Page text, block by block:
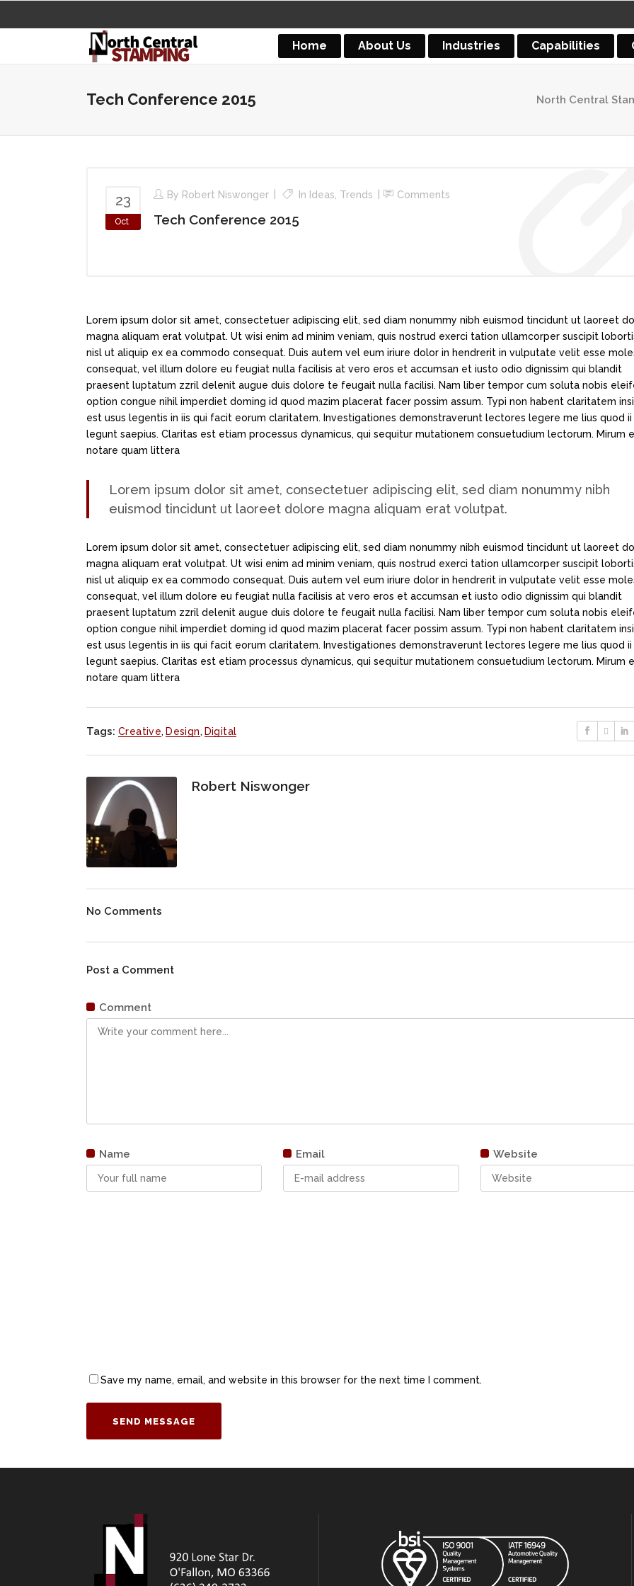
Home About Us Industries Capabilities
Tech Conference 2015 North Central
23
Oct
By Robert Niswonger In Ideas Trends Comments
Tech Conference 2015
Lorem ipsum dolor sit amet, consectetuer adipiscing elit, sed diam nonummy nibh euismod tincidunt ut laoreet
magna aliquam erat volutpat. Ut wisi enim ad minim veniam, quis nostrud exerci tation ullamcorper suscipit
nisl ut aliquip ex ea commodo consequat. Duis autem vel eum iriure dolor in hendrerit in vulputate velit esse
consequat, vel illum dolore eu feugiat nulla facilisis at vero eros et accumsan et iusto odio dignissim qui blandit
praesent luptatum zzril delenit augue duis dolore te feugait nulla facilisi. Nam liber tempor cum soluta nobis
option congue nihil imperdiet doming id quod mazim placerat facer possim assum. Typi non habent claritatem
est usus legentis in iis qui facit eorum claritatem. Investigationes demonstraverunt lectores legere me lius quod ii
legunt saepius. Claritas est etiam processus dynamicus, qui sequitur mutationem consuetudium lectorum. Mirum
notare quam littera
Lorem ipsum dolor sit amet, consectetuer adipiscing elit, sed diam nonummy nibh
euismod tincidunt ut laoreet dolore magna aliquam erat volutpat.
Lorem ipsum dolor sit amet, consectetuer adipiscing elit, sed diam nonummy nibh euismod tincidunt ut laoreet
magna aliquam erat volutpat. Ut wisi enim ad minim veniam, quis nostrud exerci tation ullamcorper suscipit
nisl ut aliquip ex ea commodo consequat. Duis autem vel eum iriure dolor in hendrerit in vulputate velit esse
consequat, vel illum dolore eu feugiat nulla facilisis at vero eros et accumsan et iusto odio dignissim qui blandit
praesent luptatum zzril delenit augue duis dolore te feugait nulla facilisi. Nam liber tempor cum soluta nobis
option congue nihil imperdiet doming id quod mazim placerat facer possim assum. Typi non habent claritatem
est usus legentis in iis qui facit eorum claritatem. Investigationes demonstraverunt lectores legere me lius quod ii
legunt saepius. Claritas est etiam processus dynamicus, qui sequitur mutationem consuetudium lectorum. Mirum
notare quam littera
Tags: Creative, Design, Digital
Robert Niswonger
No Comments
Post a Comment
Comment
Name Email Website
Save my name, email, and website in this browser for the next time I comment.